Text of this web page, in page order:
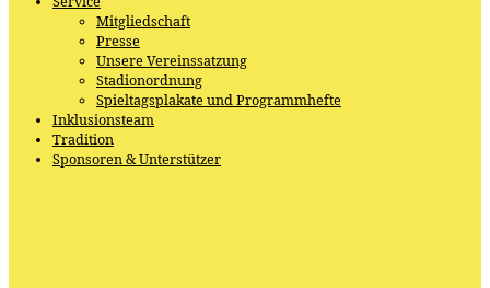
Mitgliedschaft
Presse
Unsere Vereinssatzung
Stadionordnung
Spieltagsplakate und Programmhefte
Inklusionsteam
Tradition
Sponsoren & Unterstützer